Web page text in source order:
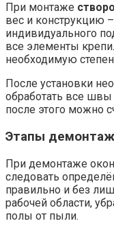
При монтаже
вес и конструкцию
индивидуального
все элементы
необходимую
После установки
обработать все
после этого можно
Этапы
При демонтаже
следовать
правильно и без
рабочей области,
полы от пыли.